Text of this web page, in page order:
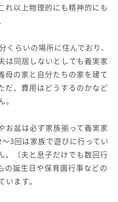
れ以上物理的にも精神的にも
らいの場所に住んでおり、
は同居しないとしても義実家
母の家と自分たちの家を建て
だ、費用はどうするのかなど
お盆は必ず家族揃って義実家
3回は家族で遊びに行ってい
。（夫と息子だけでも数回行
の誕生日や保育園行事などの
ます。